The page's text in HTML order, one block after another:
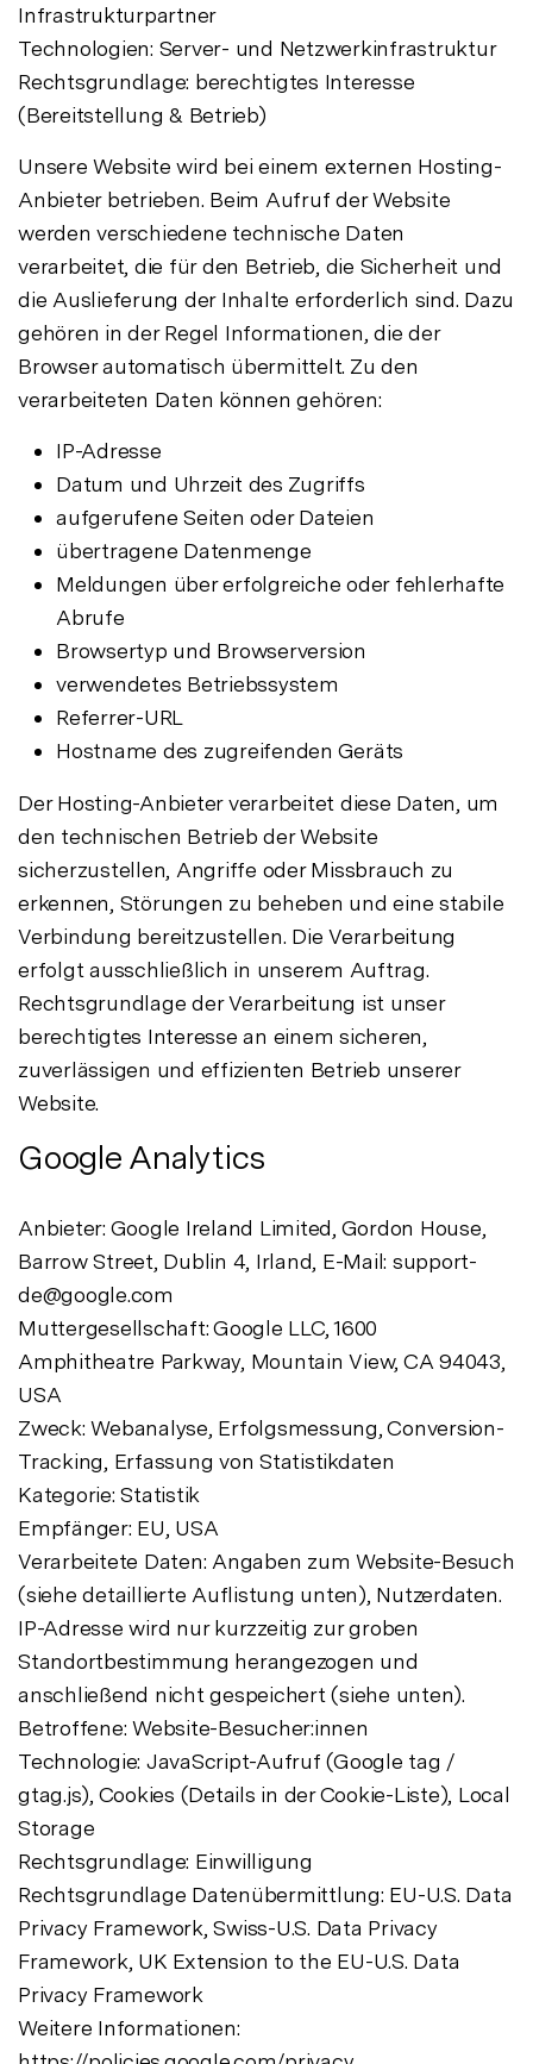
Infrastrukturpartner
Technologien: Server- und Netzwerkinfrastruktur
Rechtsgrundlage: berechtigtes Interesse
(Bereitstellung & Betrieb)
Unsere Website wird bei einem externen Hosting-
Anbieter betrieben. Beim Aufruf der Website
werden verschiedene technische Daten
verarbeitet, die für den Betrieb, die Sicherheit und
die Auslieferung der Inhalte erforderlich sind. Dazu
gehören in der Regel Informationen, die der
Browser automatisch übermittelt. Zu den
verarbeiteten Daten können gehören:
IP-Adresse
Datum und Uhrzeit des Zugriffs
aufgerufene Seiten oder Dateien
übertragene Datenmenge
Meldungen über erfolgreiche oder fehlerhafte
Abrufe
Browsertyp und Browserversion
verwendetes Betriebssystem
Referrer-URL
Hostname des zugreifenden Geräts
Der Hosting-Anbieter verarbeitet diese Daten, um
den technischen Betrieb der Website
sicherzustellen, Angriffe oder Missbrauch zu
erkennen, Störungen zu beheben und eine stabile
Verbindung bereitzustellen. Die Verarbeitung
erfolgt ausschließlich in unserem Auftrag.
Rechtsgrundlage der Verarbeitung ist unser
berechtigtes Interesse an einem sicheren,
zuverlässigen und effizienten Betrieb unserer
Website.
Google Analytics
Anbieter: Google Ireland Limited, Gordon House,
Barrow Street, Dublin 4, Irland, E-Mail: support-
de@google.com
Muttergesellschaft: Google LLC, 1600
Amphitheatre Parkway, Mountain View, CA 94043,
USA
Zweck: Webanalyse, Erfolgsmessung, Conversion-
Tracking, Erfassung von Statistikdaten
Kategorie: Statistik
Empfänger: EU, USA
Verarbeitete Daten: Angaben zum Website-Besuch
(siehe detaillierte Auflistung unten), Nutzerdaten.
IP-Adresse wird nur kurzzeitig zur groben
Standortbestimmung herangezogen und
anschließend nicht gespeichert (siehe unten).
Betroffene: Website-Besucher:innen
Technologie: JavaScript-Aufruf (Google tag /
gtag.js), Cookies (Details in der Cookie-Liste), Local
Storage
Rechtsgrundlage: Einwilligung
Rechtsgrundlage Datenübermittlung: EU-U.S. Data
Privacy Framework, Swiss-U.S. Data Privacy
Framework, UK Extension to the EU-U.S. Data
Privacy Framework
Weitere Informationen: